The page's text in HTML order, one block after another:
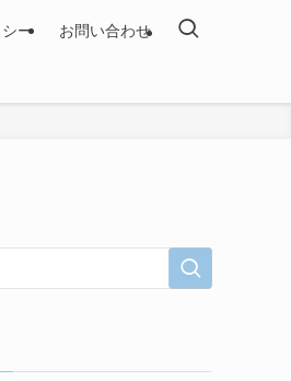
ー お問い合わせ